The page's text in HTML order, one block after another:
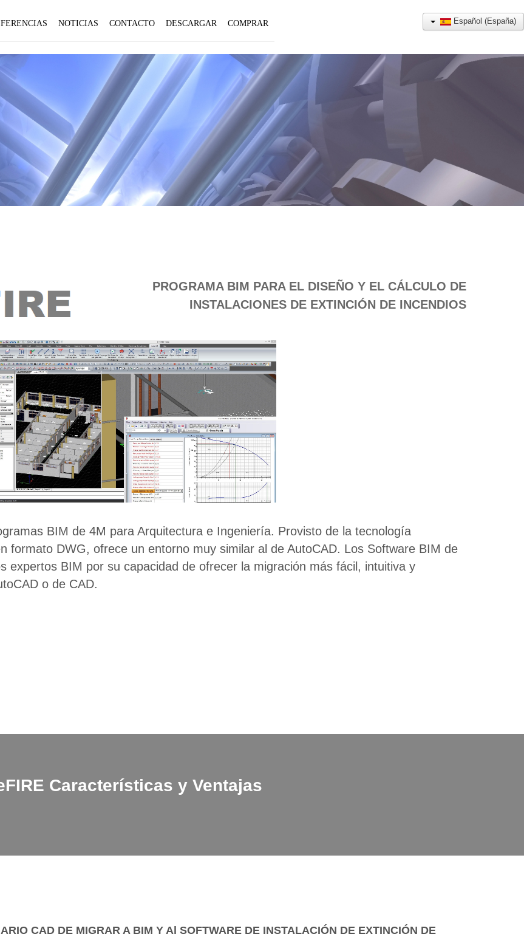
NOTICIAS CONTACTO DESCARGAR COMPRAR Español (España)
PROGRAMA BIM PARA EL DISEÑO Y EL CÁLCULO DE
INSTALACIONES DE EXTINCIÓN DE INCENDIOS
BIM de 4M para Arquitectura e Ingeniería. Provisto de la tecnología
formato DWG, ofrece un entorno muy similar al de AutoCAD. Los Software BIM de
expertos BIM por su capacidad de ofrecer la migración más fácil, intuitiva y
o de CAD.
Características y Ventajas
CAD DE MIGRAR A BIM Y Al SOFTWARE DE INSTALACIÓN DE EXTINCIÓN DE